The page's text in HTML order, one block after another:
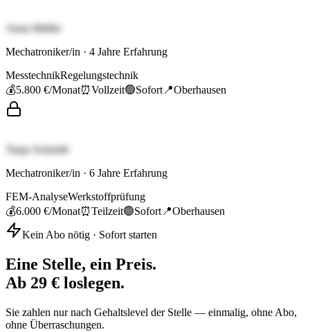
Anna Müller
Mechatroniker/in · 4 Jahre Erfahrung
MesstechnikRegelungstechnik
💰5.800 €/Monat⏰Vollzeit🟢Sofort 📍Oberhausen
Tanja Schmidt
Mechatroniker/in · 6 Jahre Erfahrung
FEM-AnalyseWerkstoffprüfung
💰6.000 €/Monat⏰Teilzeit🟢Sofort 📍Oberhausen
Kein Abo nötig · Sofort starten
Eine Stelle, ein Preis.
Ab 29 € loslegen.
Sie zahlen nur nach Gehaltslevel der Stelle — einmalig, ohne Abo,
ohne Überraschungen.